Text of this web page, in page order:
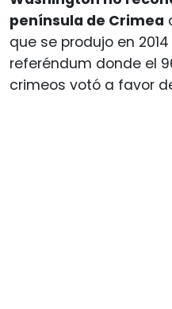
península de Crimea
que se produjo en
referéndum donde el
crimeos votó a favor